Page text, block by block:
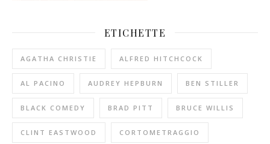
ETICHETTE
AGATHA CHRISTIE ALFRED HITCHCOCK
AL PACINO AUDREY HEPBURN BEN STILLER
BLACK COMEDY BRAD PITT BRUCE WILLIS
CLINT EASTWOOD CORTOMETRAGGIO